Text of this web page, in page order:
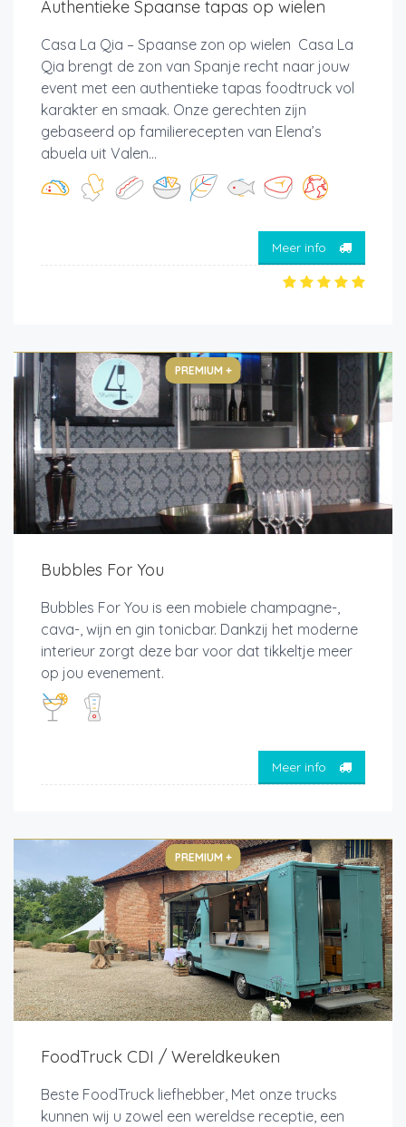
Authentieke Spaanse tapas op wielen
Casa La Qia – Spaanse zon op wielen Casa La
Qia brengt de zon van Spanje recht naar jouw
event met een authentieke tapas foodtruck vol
karakter en smaak. Onze gerechten zijn
gebaseerd op familierecepten van Elena’s
abuela uit Valen...
Meer info
PREMIUM +
Bubbles For You
Bubbles For You is een mobiele champagne-,
cava-, wijn en gin tonicbar. Dankzij het moderne
interieur zorgt deze bar voor dat tikkeltje meer
op jou evenement.
Meer info
PREMIUM +
FoodTruck CDI / Wereldkeuken
Beste FoodTruck liefhebber, Met onze trucks
kunnen wij u zowel een wereldse receptie, een